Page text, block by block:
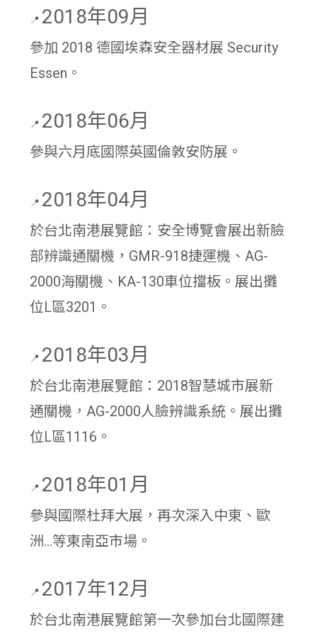
📍 2018年09月
參加 2018 德國埃森安全器材展 Security
Essen。
📍 2018年06月
參與六月底國際英國倫敦安防展。
📍 2018年04月
於台北南港展覽館：安全博覽會展出新臉
部辨識通關機，GMR-918捷運機、AG-
2000海關機、KA-130車位擋板。展出攤
位L區3201。
📍 2018年03月
於台北南港展覽館：2018智慧城市展新
通關機，AG-2000人臉辨識系統。展出攤
位L區1116。
📍 2018年01月
參與國際杜拜大展，再次深入中東、歐
洲...等東南亞市場。
📍 2017年12月
於台北南港展覽館第一次參加台北國際建